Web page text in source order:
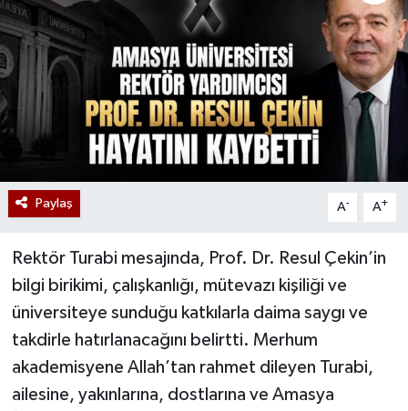
Paylaş A- A+
Rektör Turabi mesajında, Prof. Dr. Resul Çekin’in
bilgi birikimi, çalışkanlığı, mütevazı kişiliği ve
üniversiteye sunduğu katkılarla daima saygı ve
takdirle hatırlanacağını belirtti. Merhum
akademisyene Allah’tan rahmet dileyen Turabi,
ailesine, yakınlarına, dostlarına ve Amasya